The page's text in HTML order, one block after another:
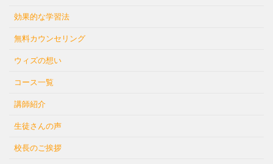
効果的な学習法
無料カウンセリング
ウィズの想い
コース一覧
講師紹介
生徒さんの声
校長のご挨拶